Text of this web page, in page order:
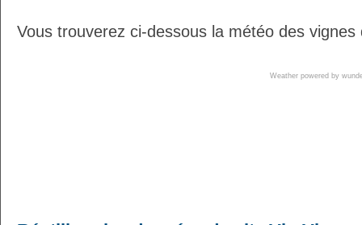
Vous trouverez ci-dessous la météo des
Weather powered by